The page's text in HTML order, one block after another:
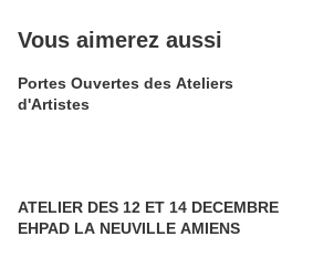
Vous aimerez aussi
Portes Ouvertes des Ateliers
d'Artistes
ATELIER DES 12 ET 14 DECEMBRE
EHPAD LA NEUVILLE AMIENS